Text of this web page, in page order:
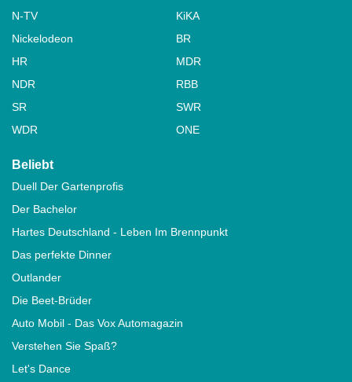
N-TV
KiKA
Nickelodeon
BR
HR
MDR
NDR
RBB
SR
SWR
WDR
ONE
Beliebt
Duell Der Gartenprofis
Der Bachelor
Hartes Deutschland - Leben Im Brennpunkt
Das perfekte Dinner
Outlander
Die Beet-Brüder
Auto Mobil - Das Vox Automagazin
Verstehen Sie Spaß?
Let's Dance